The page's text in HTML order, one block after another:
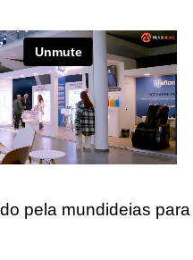
pela mundideias